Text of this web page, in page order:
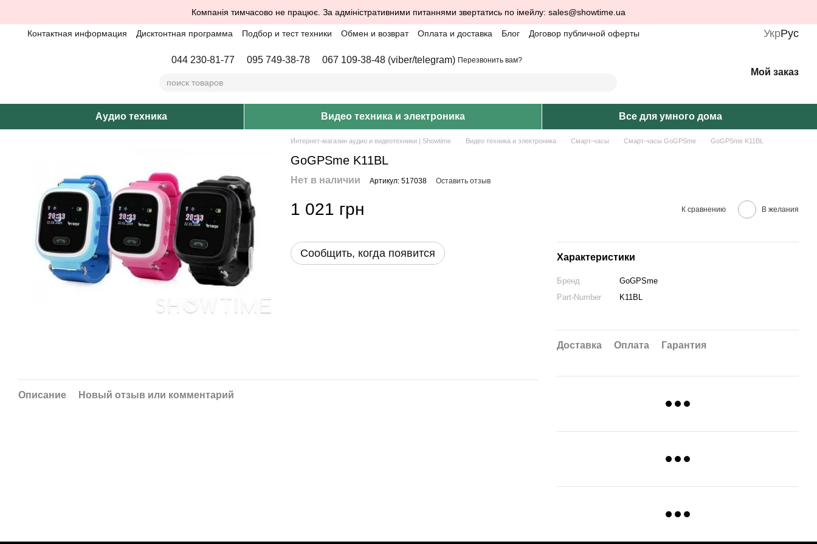
Компанія тимчасово не працює. За адміністративними питаннями звертатись по імейлу: sales@showtime.ua
Контактная информация Дисктонтная программа Подбор и тест техники Обмен и возврат Оплата и доставка Блог Договор публичной оферты УкрРус
044 230-81-77 095 749-38-78 067 109-38-48 (viber/telegram) Перезвонить вам?
Мой заказ
Аудио техника Видео техника и электроника Все для умного дома
Интернет-магазин аудио и видеотехники | Showtime Видео техника и электроника Смарт-часы Смарт-часы GoGPSme GoGPSme K11BL
GoGPSme K11BL
Нет в наличии Артикул: 517038 Оставить отзыв
1 021 грн К сравнению В желания
Сообщить, когда появится Характеристики
Бренд
GoGPSme
Part-Number
K11BL
Доставка Оплата Гарантия
Описание Новый отзыв или комментарий